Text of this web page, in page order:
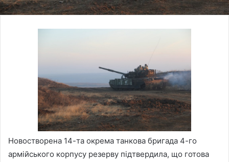
Новостворена 14-та окрема танкова бригада 4-го
армійського корпусу резерву підтвердила, що готова